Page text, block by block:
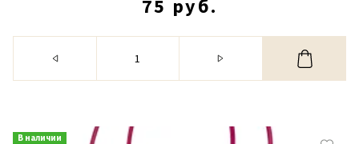
75 руб.
В наличии